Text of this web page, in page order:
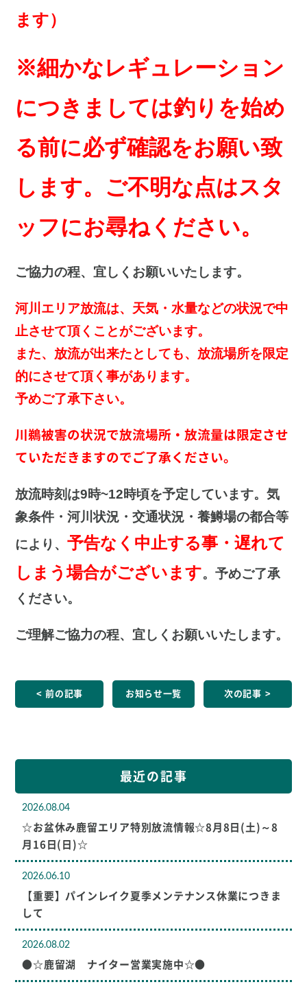
ます）
※細かなレギュレーション
につきましては釣りを始め
る前に必ず確認をお願い致
します。ご不明な点はスタ
ッフにお尋ねください。
ご協力の程、宜しくお願いいたします。
河川エリア放流は、天気・水量などの状況で中
止させて頂くことがございます。
また、放流が出来たとしても、放流場所を限定
的にさせて頂く事があります。
予めご了承下さい。
川鵜被害の状況で放流場所・放流量は限定させ
ていただきますのでご了承ください。
放流時刻は9時~12時頃を予定しています。気
象条件・河川状況・交通状況・養鱒場の都合等
により、予告なく中止する事・遅れて
しまう場合がございます。予めご了承
ください。
ご理解ご協力の程、宜しくお願いいたします。
前の記事 お知らせ一覧 次の記事
最近の記事
2026.08.04
☆お盆休み鹿留エリア特別放流情報☆8月8日(土)～8
月16日(日)☆
2026.06.10
【重要】パインレイク夏季メンテナンス休業につきま
して
2026.08.02
●☆鹿留湖 ナイター営業実施中☆●